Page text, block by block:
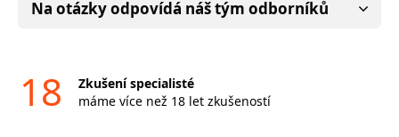
Na otázky odpovídá náš tým odborníků
18
Zkušení specialisté
máme více než 18 let zkušeností